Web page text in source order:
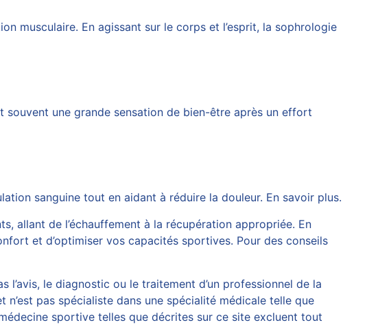
musculaire. En agissant sur le corps et l’esprit, la sophrologie
une grande sensation de bien-être après un effort
sanguine tout en aidant à réduire la douleur. En savoir plus.
allant de l’échauffement à la récupération appropriée. En
et d’optimiser vos capacités sportives. Pour des conseils
le diagnostic ou le traitement d’un professionnel de la
pas spécialiste dans une spécialité médicale telle que
sportive telles que décrites sur ce site excluent tout